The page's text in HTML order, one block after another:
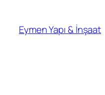
Eymen Yapı & İnşaat